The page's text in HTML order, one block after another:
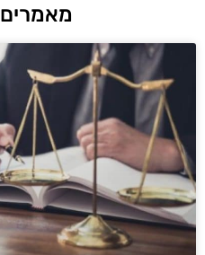
מאמרים